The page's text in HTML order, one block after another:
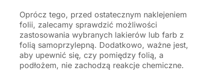
Oprócz tego, przed ostatecznym naklejeniem
folii, zalecamy sprawdzić możliwości
zastosowania wybranych lakierów lub farb z
folią samoprzylepną. Dodatkowo, ważne jest,
aby upewnić się, czy pomiędzy folią, a
podłożem, nie zachodzą reakcje chemiczne.